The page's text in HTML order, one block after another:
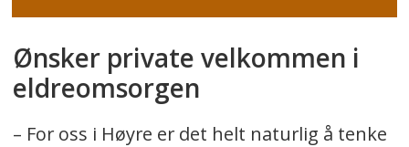
Ønsker private velkommen i
eldreomsorgen
– For oss i Høyre er det helt naturlig å tenke